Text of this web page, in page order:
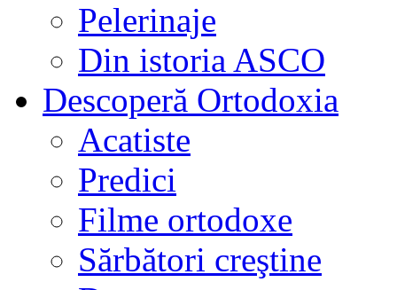
Pelerinaje
Din istoria ASCO
Descoperă Ortodoxia
Acatiste
Predici
Filme ortodoxe
Sărbători creştine